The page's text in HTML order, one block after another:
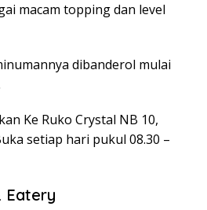
macam topping dan level
dibanderol mulai
Ke Ruko Crystal NB 10,
setiap hari pukul 08.30 –
Eatery